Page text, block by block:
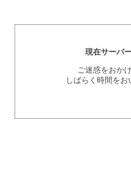
現在サーバ
ご迷惑をおか
しばらく時間を